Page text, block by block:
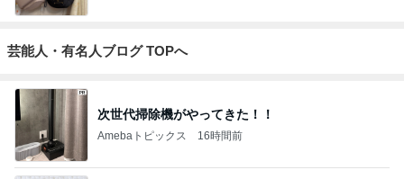
芸能人・有名人ブログ TOPへ
次世代掃除機がやってきた！！
Amebaトピックス 16時間前